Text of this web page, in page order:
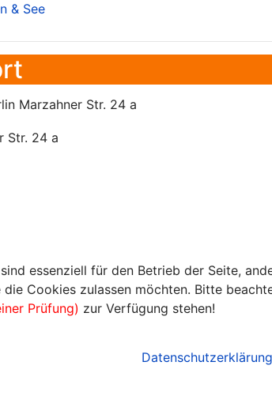
& See
Marzahner Str. 24 a
Str. 24 a
essenziell für den Betrieb der Seite,
Cookies zulassen möchten. Bitte
Prüfung) zur Verfügung stehen!
Datenschutzerklärung